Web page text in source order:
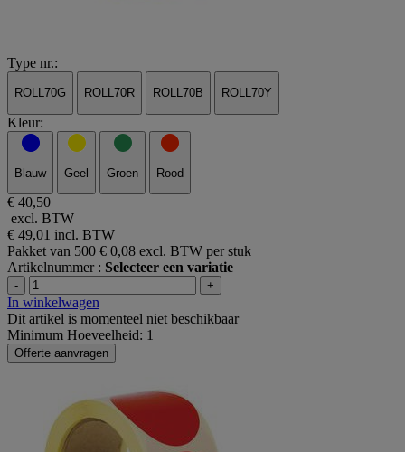
Type nr.:
ROLL70G ROLL70R ROLL70B ROLL70Y
Kleur:
Blauw Geel Groen Rood
€ 40,50
excl. BTW
€ 49,01 incl. BTW
Pakket van 500 € 0,08 excl. BTW per stuk
Artikelnummer : Selecteer een variatie
- +
In winkelwagen
Dit artikel is momenteel niet beschikbaar
Minimum Hoeveelheid: 1
Offerte aanvragen